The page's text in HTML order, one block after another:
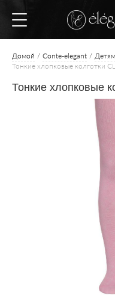
Домой Conte-elegant Детям
Тонкие хлопковые колготки
Тонкие хлопковые